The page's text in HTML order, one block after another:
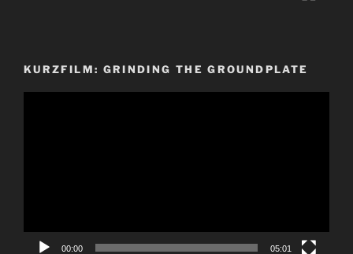
KURZFILM: GRINDING THE GROUNDPLATE
00:00 05:01